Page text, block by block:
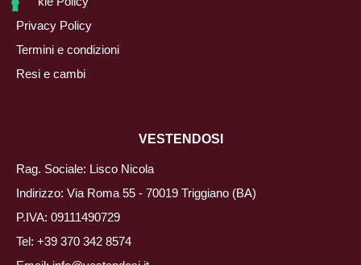
Privacy Policy
Termini e condizioni
Resi e cambi
VESTENDOSI
Rag. Sociale: Lisco Nicola
Indirizzo: Via Roma 55 - 70019 Triggiano (BA)
P.IVA: 09111490729
Tel: +39 370 342 8574